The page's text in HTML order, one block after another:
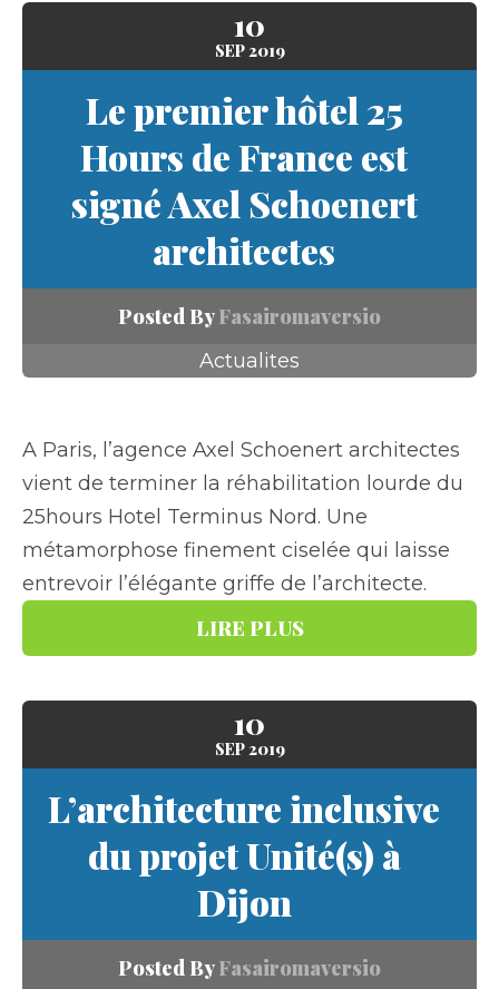
10
SEP2019
Le premier hôtel 25
Hours de France est
signé Axel Schoenert
architectes
Posted ByFasairomaversio
Actualites
A Paris, l’agence Axel Schoenert architectes
vient de terminer la réhabilitation lourde du
25hours Hotel Terminus Nord. Une
métamorphose finement ciselée qui laisse
entrevoir l’élégante griffe de l’architecte.
LIRE PLUS
10
SEP2019
L’architecture inclusive
du projet Unité(s) à
Dijon
Posted ByFasairomaversio